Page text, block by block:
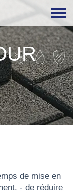
de mise en
- de réduire